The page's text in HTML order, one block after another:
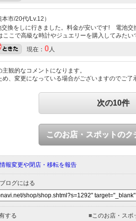
市/20代/Lv.12）
交換をしに行きました。料金が安いです! 電池
こで高級な時計やジュエリーを購入してみたい
現在： 0人
観的なコメントになります。
、変更になっている場合がございますのでご了
次の10件
このお店・スポットのク
報変更や閉店・移転を報告
ログにはる
する ■このお店・スポ